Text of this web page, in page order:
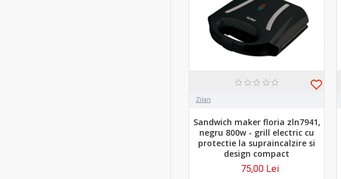
Zilan
Sandwich maker floria zln7941,
negru 800w - grill electric cu
protectie la supraincalzire si
design compact
75,00 Lei